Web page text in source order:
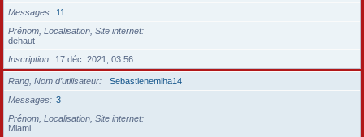
Messages
11
Prénom, Localisation, Site internet
dehaut
Inscription
17 déc. 2021, 03:56
Rang, Nom d’utilisateur
Sebastienemiha14
Messages
3
Prénom, Localisation, Site internet
Miami